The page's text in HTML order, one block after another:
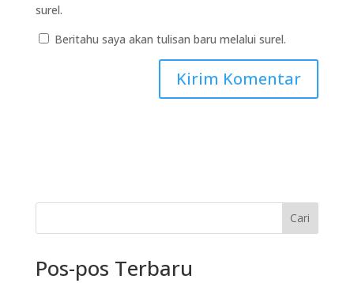
surel.
Beritahu saya akan tulisan baru melalui surel.
Cari
Pos-pos Terbaru